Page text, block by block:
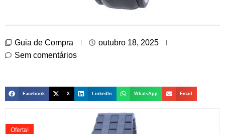
Guia de Compra
outubro 18, 2025
Sem comentários
Facebook X LinkedIn WhatsApp Email
Oferta!